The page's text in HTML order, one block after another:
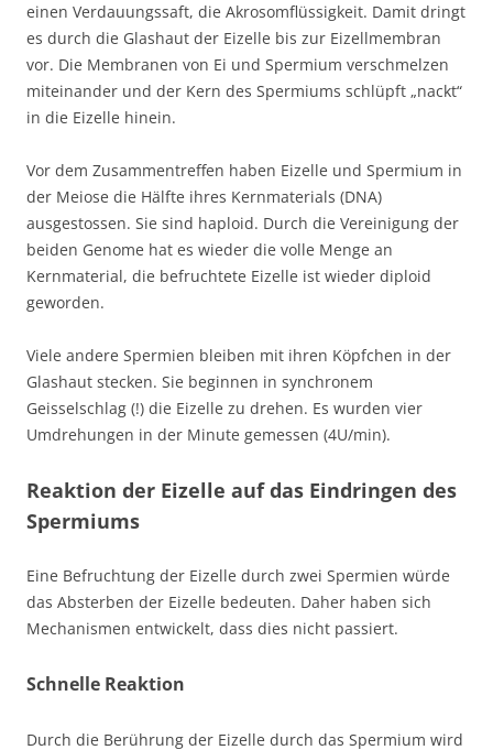
einen Verdauungssaft, die Akrosomflüssigkeit. Damit dringt
es durch die Glashaut der Eizelle bis zur Eizellmembran
vor. Die Membranen von Ei und Spermium verschmelzen
miteinander und der Kern des Spermiums schlüpft „nackt“
in die Eizelle hinein.
Vor dem Zusammentreffen haben Eizelle und Spermium in
der Meiose die Hälfte ihres Kernmaterials (DNA)
ausgestossen. Sie sind haploid. Durch die Vereinigung der
beiden Genome hat es wieder die volle Menge an
Kernmaterial, die befruchtete Eizelle ist wieder diploid
geworden.
Viele andere Spermien bleiben mit ihren Köpfchen in der
Glashaut stecken. Sie beginnen in synchronem
Geisselschlag (!) die Eizelle zu drehen. Es wurden vier
Umdrehungen in der Minute gemessen (4U/min).
Reaktion der Eizelle auf das Eindringen des
Spermiums
Eine Befruchtung der Eizelle durch zwei Spermien würde
das Absterben der Eizelle bedeuten. Daher haben sich
Mechanismen entwickelt, dass dies nicht passiert.
Schnelle Reaktion
Durch die Berührung der Eizelle durch das Spermium wird